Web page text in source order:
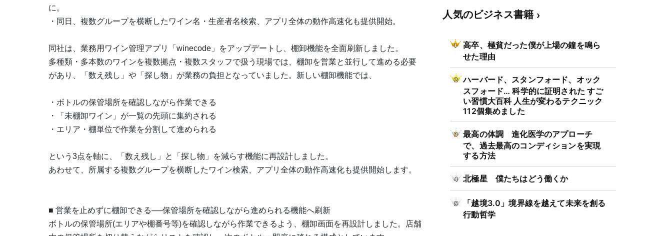
に。
・同日、複数グループを横断したワイン名・生産者名検索、アプリ全体の動作高速化も提供開始。
同社は、業務用ワイン管理アプリ「winecode」をアップデートし、棚卸機能を全面刷新しました。
多種類・多本数のワインを複数拠点・複数スタッフで扱う現場では、棚卸を営業と並行して進める必要
があり、「数え残し」や「探し物」が業務の負担となっていました。新しい棚卸機能では、
・ボトルの保管場所を確認しながら作業できる
・「未棚卸ワイン」が一覧の先頭に集約される
・エリア・棚単位で作業を分割して進められる
という3点を軸に、「数え残し」と「探し物」を減らす機能に再設計しました。
あわせて、所属する複数グループを横断したワイン検索、アプリ全体の動作高速化も提供開始します。
■ 営業を止めずに棚卸できる──保管場所を確認しながら進められる機能へ刷新
ボトルの保管場所(エリアや棚番号等)を確認しながら作業できるよう、棚卸画面を再設計しました。店舗
人気のビジネス書籍
高卒、極貧だった僕が上場の鐘を鳴ら
せた理由
ハーバード、スタンフォード、オック
スフォード… 科学的に証明された すご
い習慣大百科 人生が変わるテクニック
112個集めました
最高の体調 進化医学のアプローチ
で、過去最高のコンディションを実現
する方法
北極星 僕たちはどう働くか
「越境3.0」境界線を越えて未来を創る
行動哲学